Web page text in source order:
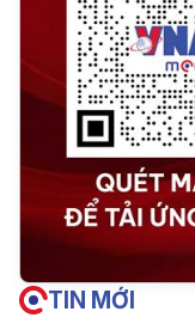
TIN MỚI